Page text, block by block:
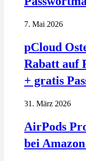
7. Mai 2026
pCloud
Rabatt auf
+ gratis
31. März 2026
AirPods
bei